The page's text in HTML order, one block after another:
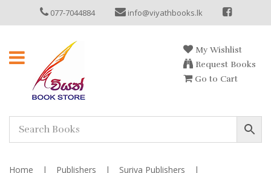
077-7044884 info@viyathbooks.lk
My Wishlist
Request Books
Go to Cart
Home | Publishers | Suriya Publishers
|